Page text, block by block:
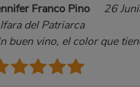
Franco Pino
26
del Patriarca
buen vino, el color que